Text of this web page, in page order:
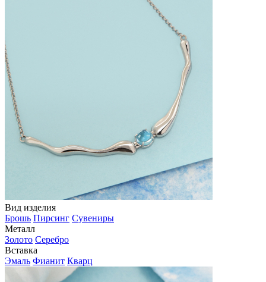
Вид изделия
Брошь Пирсинг Сувениры
Металл
Золото Серебро
Вставка
Эмаль Фианит Кварц